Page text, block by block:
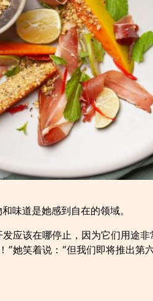
味道是她感到自在的领域。
应该在哪停止，因为它们用途
她笑着说：“但我们即将推出第